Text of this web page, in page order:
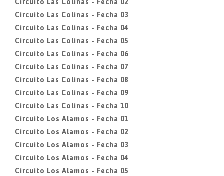
Circuito Las Colinas - Fecha 02
Circuito Las Colinas - Fecha 03
Circuito Las Colinas - Fecha 04
Circuito Las Colinas - Fecha 05
Circuito Las Colinas - Fecha 06
Circuito Las Colinas - Fecha 07
Circuito Las Colinas - Fecha 08
Circuito Las Colinas - Fecha 09
Circuito Las Colinas - Fecha 10
Circuito Los Alamos - Fecha 01
Circuito Los Alamos - Fecha 02
Circuito Los Alamos - Fecha 03
Circuito Los Alamos - Fecha 04
Circuito Los Alamos - Fecha 05